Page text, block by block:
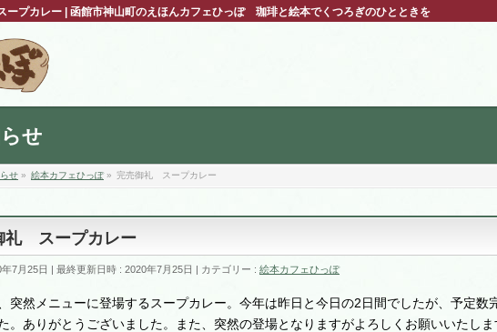
プカレー | 函館市神山町のえほんカフェひっぽ 珈琲と絵本でくつろぎのひとときを
せ
せ » 絵本カフェひっぽ» 完売御礼 スープカレー
礼 スープカレー
7月25日 最終更新日時 : 2020年7月25日 カテゴリー : 絵本カフェひっぽ
突然メニューに登場するスープカレー。今年は昨日と今日の2日間でしたが、予定数
。ありがとうございました。また、突然の登場となりますがよろしくお願いいたしま